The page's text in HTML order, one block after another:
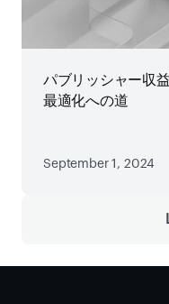
パブリッシャー収
最適化への道
September 1, 2024